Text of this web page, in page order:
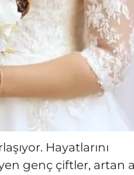
Hayatlarını
genç çiftler, artan